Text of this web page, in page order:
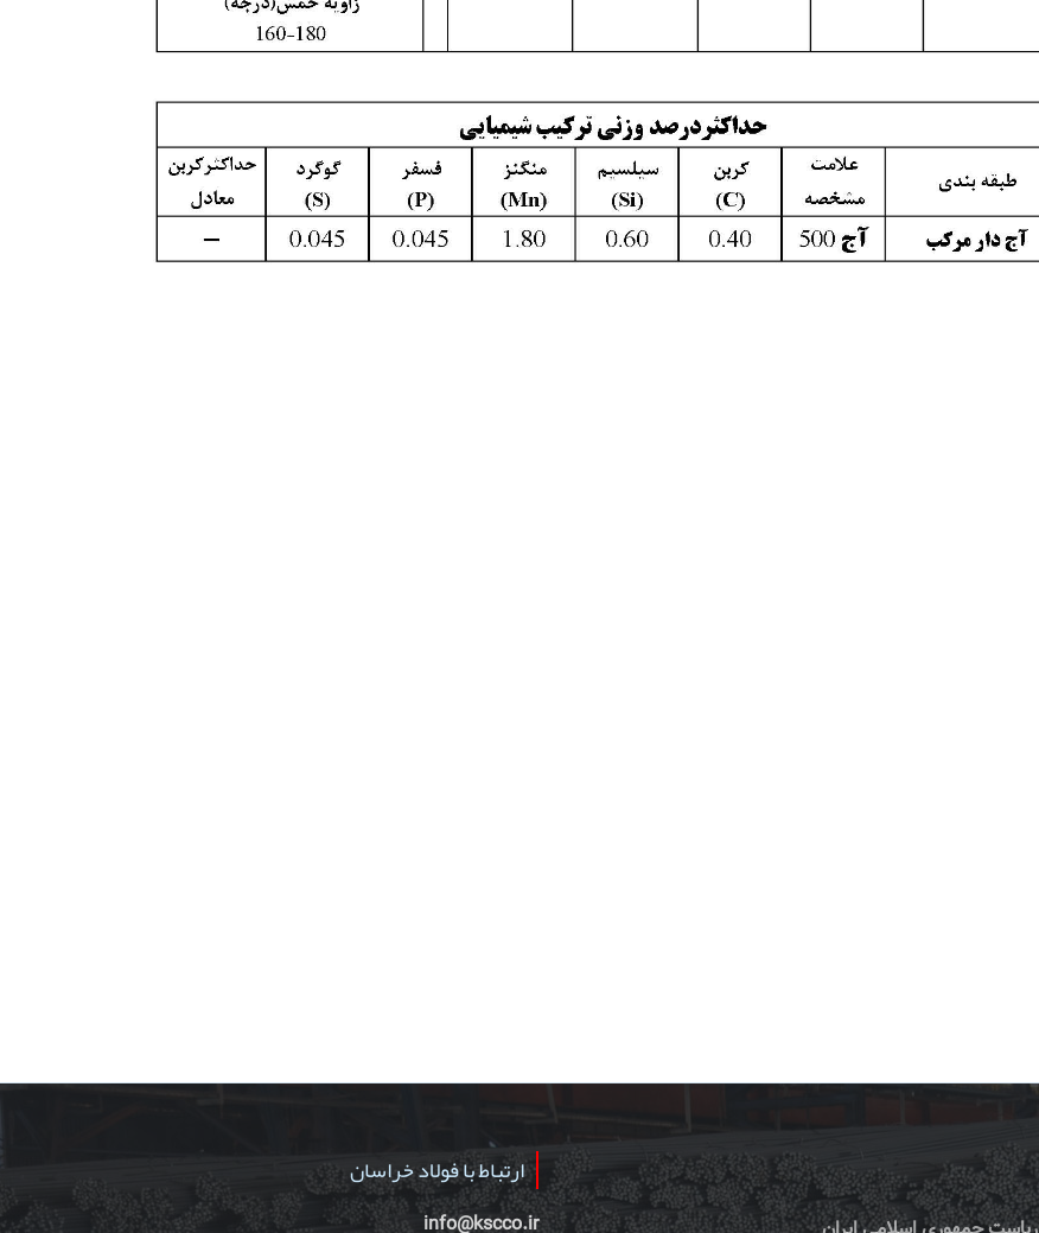
ارتباط با فولاد خراسان
info@kscco.ir